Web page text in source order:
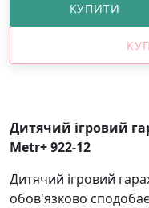
КУПИТИ
Дитячий ігровий
Metr+ 922-12
Дитячий ігровий
обов'язково